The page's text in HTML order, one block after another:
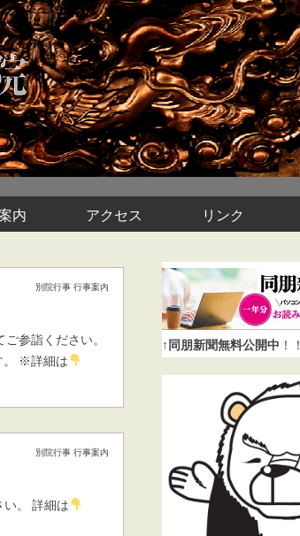
内 アクセス リンク
別院行事 行事案内
参詣ください。
。 ※詳細は
別院行事 行事案内
。 詳細は
↑同朋新聞無料公開中 ！！